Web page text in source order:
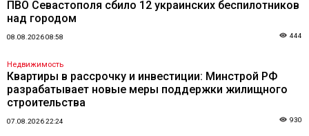
ПВО Севастополя сбило 12 украинских беспилотников
над городом
08.08.2026 08:58 444
Недвижимость
Квартиры в рассрочку и инвестиции: Минстрой РФ
разрабатывает новые меры поддержки жилищного
строительства
07.08.2026 22:24 930